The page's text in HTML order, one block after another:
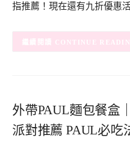
指推薦！現在還有九折優惠
CONTINUE
外帶PAUL麵包餐盒
派對推薦 PAUL必吃